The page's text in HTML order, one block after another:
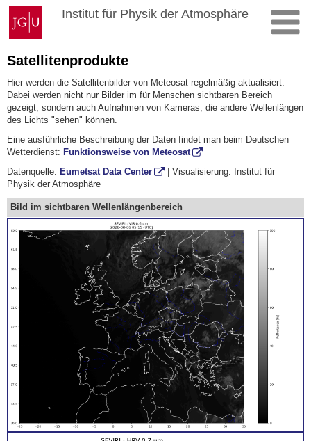
Zum
Inhalt
springen
Johannes
Gutenberg-
Universität
Mainz
Institut für Physik der Atmosphäre
Satellitenprodukte
Hier werden die Satellitenbilder von Meteosat regelmäßig aktualisiert.
Dabei werden nicht nur Bilder im für Menschen sichtbaren Bereich
gezeigt, sondern auch Aufnahmen von Kameras, die andere Wellenlängen
des Lichts "sehen" können.
Eine ausführliche Beschreibung der Daten findet man beim Deutschen
Wetterdienst: Funktionsweise von Meteosat
Datenquelle: Eumetsat Data Center
| Visualisierung: Institut für
Physik der Atmosphäre
Bild im sichtbaren Wellenlängenbereich